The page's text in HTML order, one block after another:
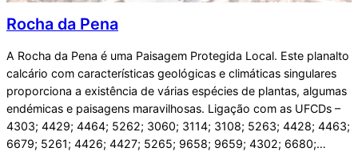
Rocha da Pena
A Rocha da Pena é uma Paisagem Protegida Local. Este planalto
calcário com características geológicas e climáticas singulares
proporciona a existência de várias espécies de plantas, algumas
endémicas e paisagens maravilhosas. Ligação com as UFCDs –
4303; 4429; 4464; 5262; 3060; 3114; 3108; 5263; 4428; 4463;
6679; 5261; 4426; 4427; 5265; 9658; 9659; 4302; 6680;…